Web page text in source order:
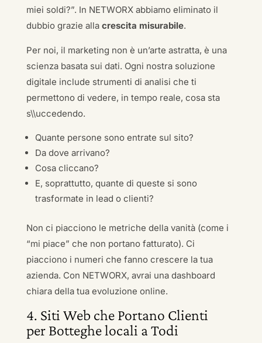
miei soldi?”. In NETWORX abbiamo eliminato il
dubbio grazie alla crescita misurabile.
Per noi, il marketing non è un’arte astratta, è una
scienza basata sui dati. Ogni nostra soluzione
digitale include strumenti di analisi che ti
permettono di vedere, in tempo reale, cosa sta
s\\uccedendo.
Quante persone sono entrate sul sito?
Da dove arrivano?
Cosa cliccano?
E, soprattutto, quante di queste si sono
trasformate in lead o clienti?
Non ci piacciono le metriche della vanità (come i
“mi piace” che non portano fatturato). Ci
piacciono i numeri che fanno crescere la tua
azienda. Con NETWORX, avrai una dashboard
chiara della tua evoluzione online.
4. Siti Web che Portano Clienti
per Botteghe locali a Todi